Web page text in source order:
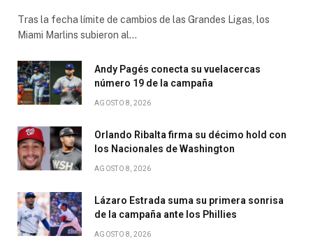
Tras la fecha límite de cambios de las Grandes Ligas, los
Miami Marlins subieron al…
Andy Pagés conecta su vuelacercas
número 19 de la campaña
AGOSTO 8, 2026
Orlando Ribalta firma su décimo hold con
los Nacionales de Washington
AGOSTO 8, 2026
Lázaro Estrada suma su primera sonrisa
de la campaña ante los Phillies
AGOSTO 8, 2026